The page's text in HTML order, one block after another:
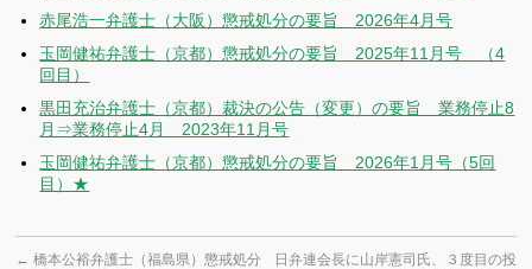
赤尾浩一弁護士（大阪）懲戒処分の要旨 2026年4月号
玉岡健祐弁護士（京都）懲戒処分の要旨 2025年11月号 （4
回目）
黒田充治弁護士（京都）裁決の公告（変更）の要旨 業務停止8
月⇒業務停止4月 2023年11月号
玉岡健祐弁護士（京都）懲戒処分の要旨 2026年1月号（5回
目）★
← 橋本公裕弁護士（福島県）懲戒処分
日弁連会長に山岸憲司氏、３度目の投